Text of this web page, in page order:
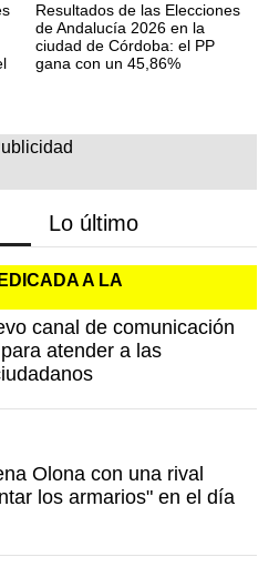
Resultados de las Elecciones
de Andalucía 2026 en la
ciudad de Córdoba: el PP
gana con un 45,86%
Lo último
A LA
canal de comunicación
atender a las
Olona con una rival
los armarios" en el día